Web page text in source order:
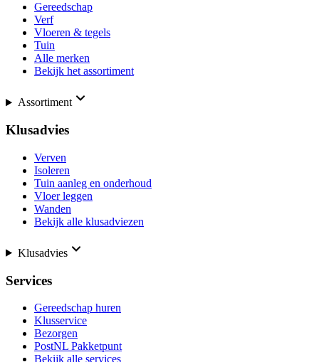
Gereedschap
Verf
Vloeren & tegels
Tuin
Alle merken
Bekijk het assortiment
Assortiment
Klusadvies
Verven
Isoleren
Tuin aanleg en onderhoud
Vloer leggen
Wanden
Bekijk alle klusadviezen
Klusadvies
Services
Gereedschap huren
Klusservice
Bezorgen
PostNL Pakketpunt
Bekijk alle services